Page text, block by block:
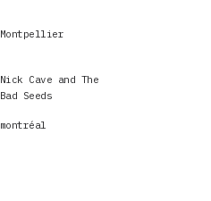
Montpellier
Nick Cave and The
Bad Seeds
montréal